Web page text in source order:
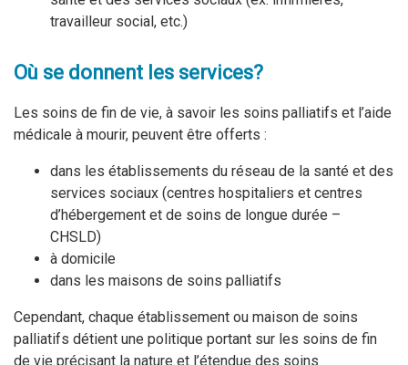
travailleur social, etc.)
Où se donnent les services?
Les soins de fin de vie, à savoir les soins palliatifs et l’aide
médicale à mourir, peuvent être offerts :
dans les établissements du réseau de la santé et des
services sociaux (centres hospitaliers et centres
d’hébergement et de soins de longue durée –
CHSLD)
à domicile
dans les maisons de soins palliatifs
Cependant, chaque établissement ou maison de soins
palliatifs détient une politique portant sur les soins de fin
de vie précisant la nature et l’étendue des soins